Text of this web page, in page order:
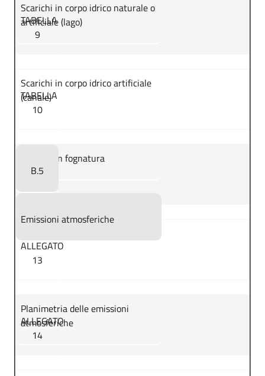
Scarichi in corpo idrico naturale o
artificiale (lago)
TABELLA
9
Scarichi in corpo idrico artificiale
(canale)
TABELLA
10
Scarichi in fognatura
B.5
Emissioni atmosferiche
ALLEGATO
13
Planimetria delle emissioni
atmosferiche
ALLEGATO
14